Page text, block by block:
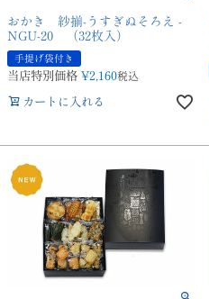
おかき 紗揃-うすぎぬそろえ -
NGU-20 （32枚入）
手提げ袋付き
当店特別価格 ¥2,160税込
カートに入れる